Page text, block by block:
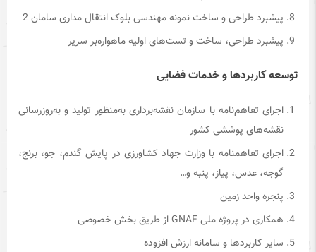
پیشبرد طراحی و ساخت نمونه مهندسی بلوک انتقال مداری سامان 2
پیشبرد طراحی، ساخت و تست‌های اولیه ماهواره‌بر سریر
توسعه کاربردها و خدمات فضایی
اجرای تفاهم‌نامه با سازمان نقشه‌برداری به‌منظور تولید و به‌روزرسانی
نقشه‌های پوششی کشور
اجرای تفاهمنامه با وزارت جهاد کشاورزی در پایش گندم، جو، برنج،
گوجه، عدس، پیاز، پنبه و…
پنجره واحد زمین
همکاری در پروژه ملی GNAF از طریق بخش خصوصی
سایر کاربردها و سامانه ارزش افزوده